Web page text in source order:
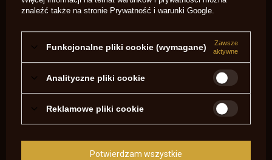
Sprężyna spustu (Ardesa) 7C
Pistolet czarnoprochowy
kapiszonowy Patriot P-1105E
znaleźć także na stronie Prywatność i warunki Google
Funkcjonalne pliki cookie (wymagane)
Zawsze
aktywne
Analityczne pliki cookie
Reklamowe pliki cookie
Potwierdzam wszystkie